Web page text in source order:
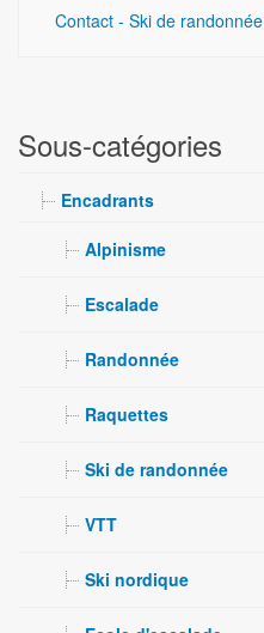
Contact - Ski de randonnée
Sous-catégories
Encadrants
Alpinisme
Escalade
Randonnée
Raquettes
Ski de randonnée
VTT
Ski nordique